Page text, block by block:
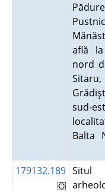
află
nord
sud-
Balta
179132.189 Situl